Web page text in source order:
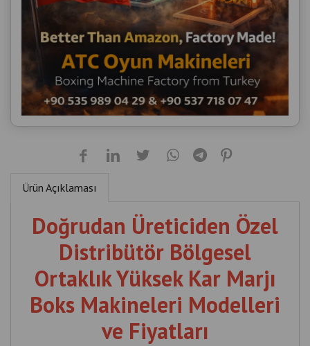
Ürün Açıklaması
Doğrudan Üreticiden Özel
Distribütör Bölgesel
Ortaklık Yüksek Kar Marjı
Boks Makineleri Modelleri
ve Fiyatları